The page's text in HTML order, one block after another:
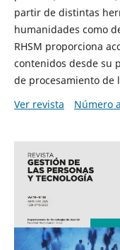
partir de distintas
humanidades como
RHSM proporciona
contenidos desde su
de procesamiento de
Ver revista
Número